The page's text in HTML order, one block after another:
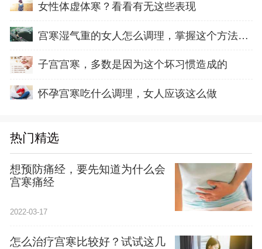
女性体虚体寒？看看有无这些表现
宫寒湿气重的女人怎么调理，掌握这个方法就容
子宫宫寒，多数是因为这个坏习惯造成的
怀孕宫寒吃什么调理，女人应该这么做
热门精选
想预防痛经，要先知道为什么会
宫寒痛经
2022-03-17
怎么治疗宫寒比较好？试试这几